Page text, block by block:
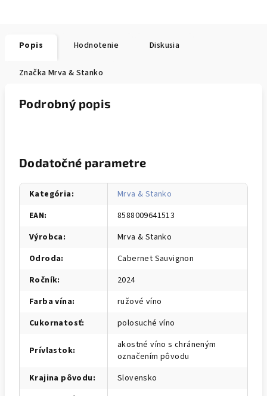
Popis Hodnotenie Diskusia
Značka Mrva & Stanko
Podrobný popis
Dodatočné parametre
Kategória:
Mrva & Stanko
EAN:
8588009641513
Výrobca:
Mrva & Stanko
Odroda:
Cabernet Sauvignon
Ročník:
2024
Farba vína:
ružové víno
Cukornatosť: polosuché víno
Prívlastok:
akostné víno s chráneným
označením pôvodu
Krajina pôvodu:
Slovensko